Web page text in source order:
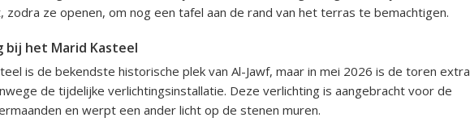
zodra ze openen, om nog een tafel aan de rand van het terras te bemachtigen.
bij het Marid Kasteel
is de bekendste historische plek van Al-Jawf, maar in mei 2026 is de toren extra
de tijdelijke verlichtingsinstallatie. Deze verlichting is aangebracht voor de
en werpt een ander licht op de stenen muren.